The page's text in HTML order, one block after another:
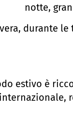
notte,
durante
estivo è